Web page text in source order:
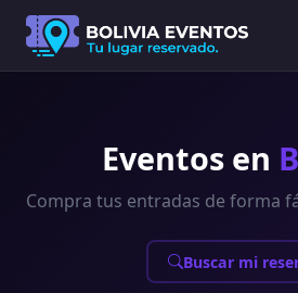
Eventos en
Compra tus entradas de forma
Buscar mi